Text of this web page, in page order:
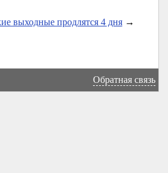
выходные продлятся 4 дня→
Обратная связь